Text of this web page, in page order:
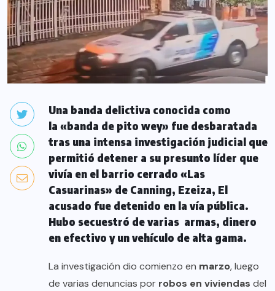
Una banda delictiva conocida como
la «banda de pito wey» fue desbaratada
tras una intensa investigación judicial que
permitió detener a su presunto líder que
vivía en el barrio cerrado «Las
Casuarinas» de Canning, Ezeiza, El
acusado fue detenido en la vía pública.
Hubo secuestró de varias armas, dinero
en efectivo y un vehículo de alta gama.
La investigación dio comienzo en marzo, luego
de varias denuncias por robos en viviendas del